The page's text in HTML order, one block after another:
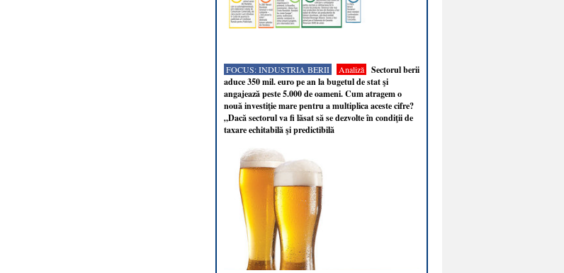
FOCUS: INDUSTRIA BERII Analiză
Sectorul berii
aduce 350 mil. euro pe an la bugetul de stat şi
angajează peste 5.000 de oameni. Cum atragem o
nouă investiţie mare pentru a multiplica aceste cifre?
„Dacă sectorul va fi lăsat să se dezvolte în condiţii de
taxare echitabilă şi predictibilă